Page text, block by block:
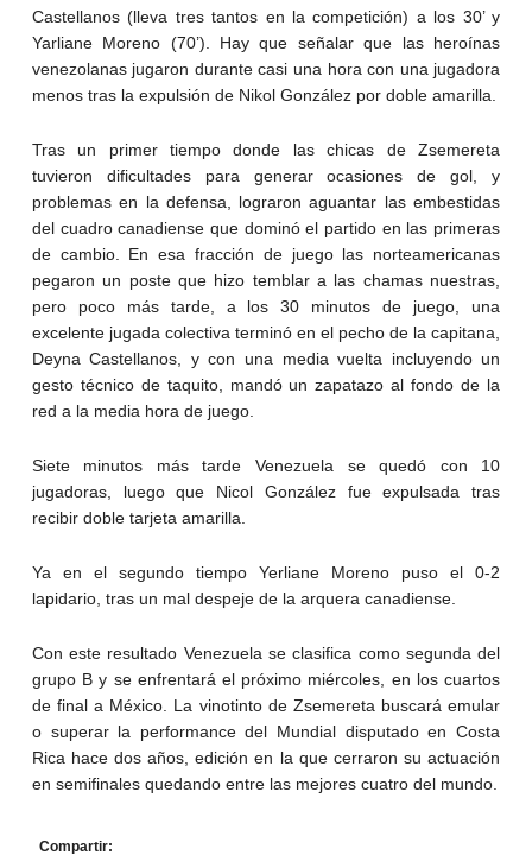
Castellanos (lleva tres tantos en la competición) a los 30’ y
Yarliane Moreno (70’). Hay que señalar que las heroínas
venezolanas jugaron durante casi una hora con una jugadora
menos tras la expulsión de Nikol González por doble amarilla.
Tras un primer tiempo donde las chicas de Zsemereta
tuvieron dificultades para generar ocasiones de gol, y
problemas en la defensa, lograron aguantar las embestidas
del cuadro canadiense que dominó el partido en las primeras
de cambio. En esa fracción de juego las norteamericanas
pegaron un poste que hizo temblar a las chamas nuestras,
pero poco más tarde, a los 30 minutos de juego, una
excelente jugada colectiva terminó en el pecho de la capitana,
Deyna Castellanos, y con una media vuelta incluyendo un
gesto técnico de taquito, mandó un zapatazo al fondo de la
red a la media hora de juego.
Siete minutos más tarde Venezuela se quedó con 10
jugadoras, luego que Nicol González fue expulsada tras
recibir doble tarjeta amarilla.
Ya en el segundo tiempo Yerliane Moreno puso el 0-2
lapidario, tras un mal despeje de la arquera canadiense.
Con este resultado Venezuela se clasifica como segunda del
grupo B y se enfrentará el próximo miércoles, en los cuartos
de final a México. La vinotinto de Zsemereta buscará emular
o superar la performance del Mundial disputado en Costa
Rica hace dos años, edición en la que cerraron su actuación
en semifinales quedando entre las mejores cuatro del mundo.
Compartir: